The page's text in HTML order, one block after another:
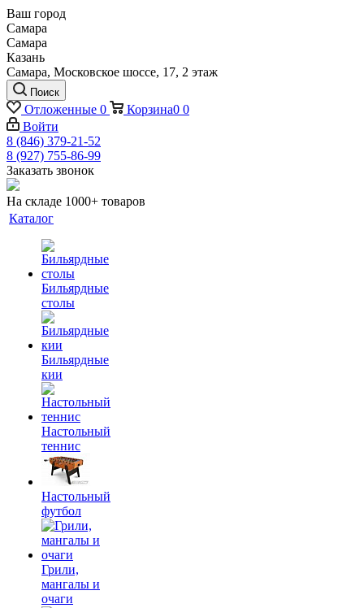
Ваш город
Самара
Самара
Казань
Самара, Московское шоссе, 17, 2 этаж
Поиск
Отложенные 0 Корзина0 0
Войти
8 (846) 379-21-52
8 (927) 755-86-99
Заказать звонок
На складе 1000+ товаров
Каталог
Бильярдные
столы
Бильярдные
кии
Настольный
теннис
Настольный
футбол
Грили,
мангалы и
очаги